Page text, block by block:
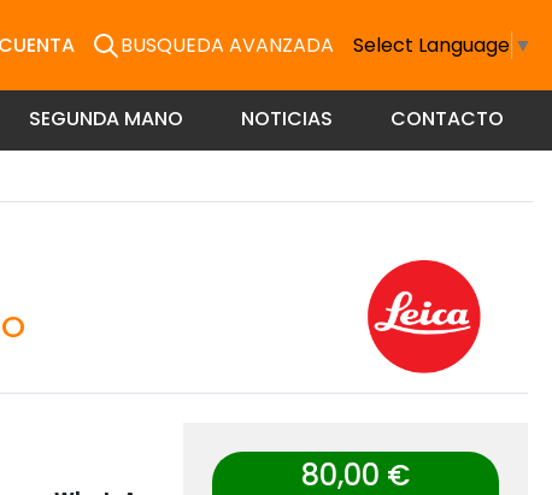
BUSQUEDA AVANZADA Select Language ▼
SEGUNDA MANO NOTICIAS CONTACTO
80,00 €